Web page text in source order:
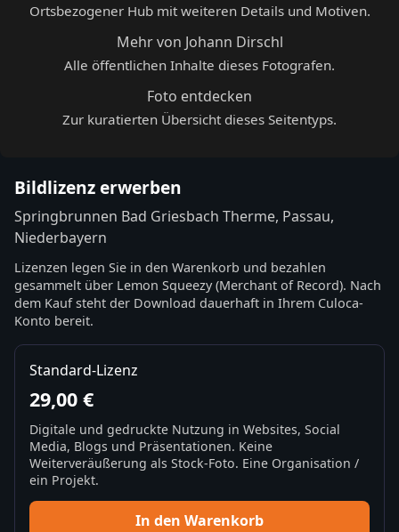
Ortsbezogener Hub mit weiteren Details und Motiven.
Mehr von Johann Dirschl
Alle öffentlichen Inhalte dieses Fotografen.
Foto entdecken
Zur kuratierten Übersicht dieses Seitentyps.
Bildlizenz erwerben
Springbrunnen Bad Griesbach Therme, Passau,
Niederbayern
Lizenzen legen Sie in den Warenkorb und bezahlen
gesammelt über Lemon Squeezy (Merchant of Record). Nach
dem Kauf steht der Download dauerhaft in Ihrem Culoca-
Konto bereit.
Standard-Lizenz
29,00 €
Digitale und gedruckte Nutzung in Websites, Social
Media, Blogs und Präsentationen. Keine
Weiterveräußerung als Stock-Foto. Eine Organisation /
ein Projekt.
In den Warenkorb